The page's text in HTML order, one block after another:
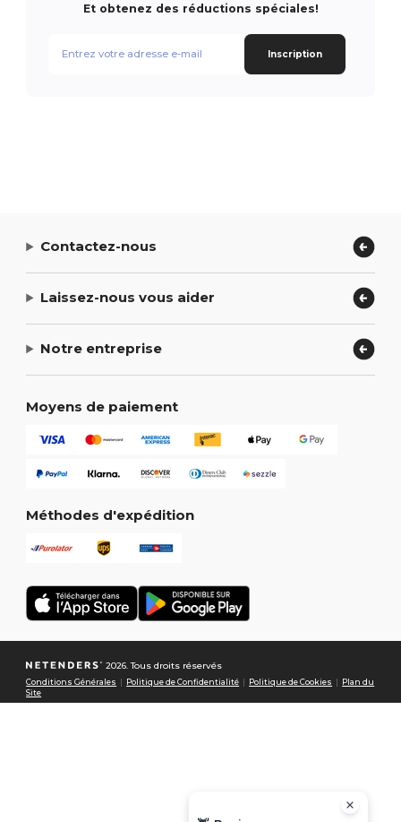
Et obtenez des réductions spéciales!
Inscription
Contactez-nous
Laissez-nous vous aider
Notre entreprise
Moyens de paiement
Méthodes d'expédition
2026. Tous droits réservés
Conditions Générales Politique de Confidentialité Politique de Cookies
Plan du
Site